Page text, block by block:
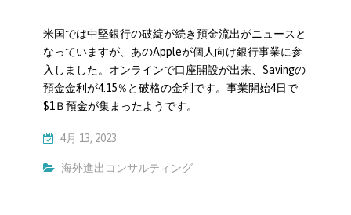
米国では中堅銀行の破綻が続き預金流出がニュースと
なっていますが、あのAppleが個人向け銀行事業に参
入しました。オンラインで口座開設が出来、Savingの
預金金利が4.15％と破格の金利です。事業開始4日で
$1Ｂ預金が集まったようです。
4月 13, 2023
海外進出コンサルティング